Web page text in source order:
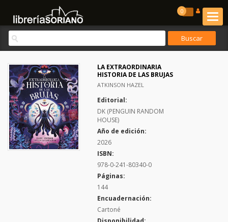
0
LA EXTRAORDINARIA
HISTORIA DE LAS BRUJAS
ATKINSON HAZEL
Editorial:
DK (PENGUIN RANDOM
HOUSE)
Año de edición:
2026
ISBN:
978-0-241-80340-0
Páginas:
144
Encuadernación:
Cartoné